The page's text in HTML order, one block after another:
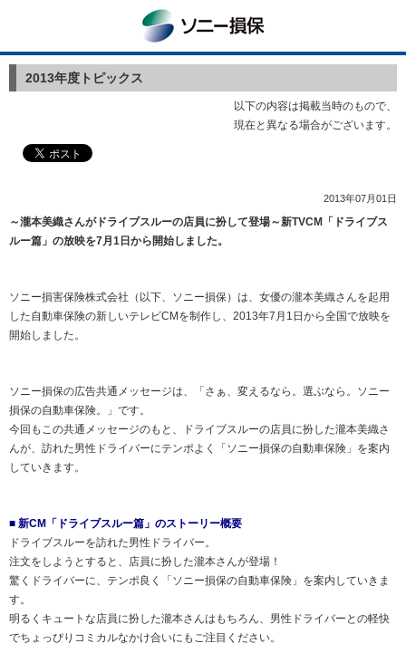
2013年度トピックス
以下の内容は掲載当時のもので、
現在と異なる場合がございます。
2013年07月01日
～瀧本美織さんがドライブスルーの店員に扮して登場～新TVCM「ドライブス
ルー篇」の放映を7月1日から開始しました。
ソニー損害保険株式会社（以下、ソニー損保）は、女優の瀧本美織さんを起用
した自動車保険の新しいテレビCMを制作し、2013年7月1日から全国で放映を
開始しました。
ソニー損保の広告共通メッセージは、「さぁ、変えるなら。選ぶなら。ソニー
損保の自動車保険。」です。
今回もこの共通メッセージのもと、ドライブスルーの店員に扮した瀧本美織さ
んが、訪れた男性ドライバーにテンポよく「ソニー損保の自動車保険」を案内
していきます。
■ 新CM「ドライブスルー篇」のストーリー概要
ドライブスルーを訪れた男性ドライバー。
注文をしようとすると、店員に扮した瀧本さんが登場！
驚くドライバーに、テンポ良く「ソニー損保の自動車保険」を案内していきま
す。
明るくキュートな店員に扮した瀧本さんはもちろん、男性ドライバーとの軽快
でちょっぴりコミカルなかけ合いにもご注目ください。